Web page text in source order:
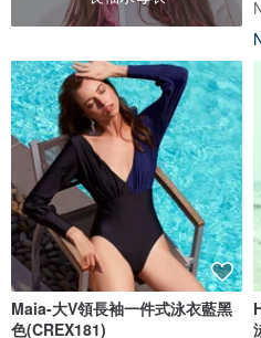
Maia-大V領長袖一件式泳衣藍黑
色(CREX181)